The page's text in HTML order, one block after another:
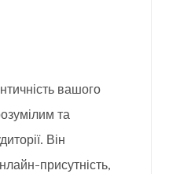
вашого
та
Він
присутність,